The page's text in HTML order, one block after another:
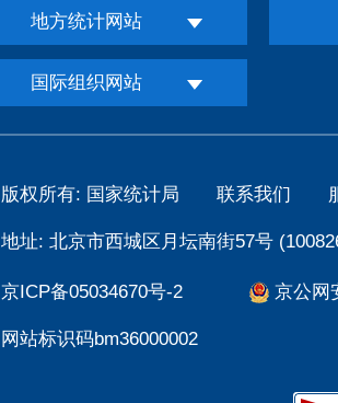
地方统计网站
国际组织网站
版权所有: 国家统计局 联系我们
地址: 北京市西城区月坛南街57号
京ICP备05034670号-2 京公网
网站标识码bm36000002